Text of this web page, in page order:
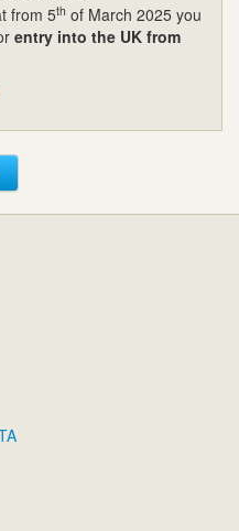
from 5th of March 2025 you
entry into the UK from